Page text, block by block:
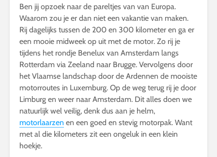
Ben jij opzoek naar de pareltjes van van Europa.
Waarom zou je er dan niet een vakantie van maken.
Rij dagelijks tussen de 200 en 300 kilometer en ga er
een mooie midweek op uit met de motor. Zo rij je
tijdens het rondje Benelux van Amsterdam langs
Rotterdam via Zeeland naar Brugge. Vervolgens door
het Vlaamse landschap door de Ardennen de mooiste
motorroutes in Luxemburg. Op de weg terug rij je door
Limburg en weer naar Amsterdam. Dit alles doen we
natuurlijk wel veilig, denk dus aan je helm,
motorlaarzen en een goed en stevig motorpak. Want
met al die kilometers zit een ongeluk in een klein
hoekje.